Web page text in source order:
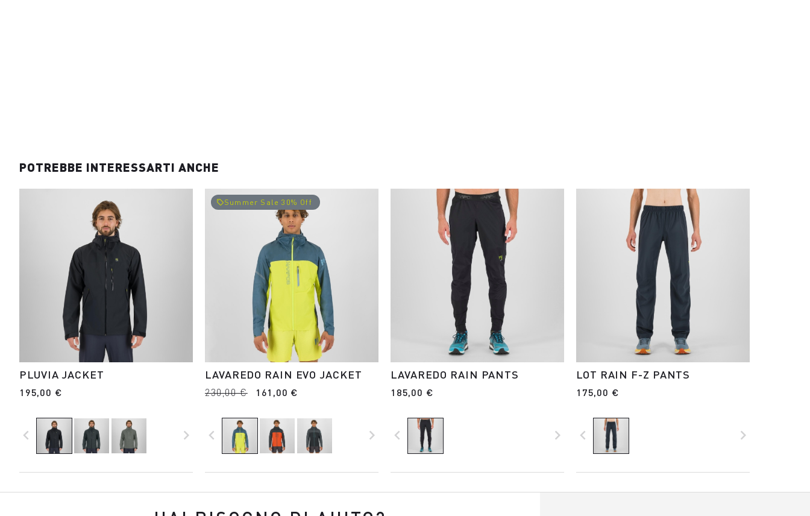
POTREBBE INTERESSARTI ANCHE
PLUVIA JACKET
195,00 €
navigate_before navigate_next
local_offerSummer Sale 30% Off
LAVAREDO RAIN EVO JACKET
230,00 € 161,00 €
navigate_before navigate_next
LAVAREDO RAIN PANTS
185,00 €
navigate_before navigate_next
LOT RAIN F-Z PANTS
175,00 €
navigate_before navigate_next